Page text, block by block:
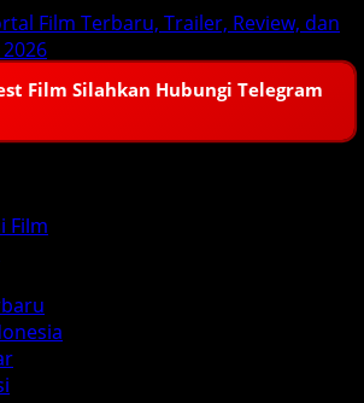
Film Silahkan Hubungi Telegram
Film